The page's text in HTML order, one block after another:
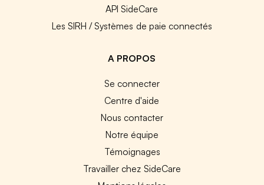
API SideCare
Les SIRH / Systèmes de paie connectés
A PROPOS
Se connecter
Centre d'aide
Nous contacter
Notre équipe
Témoignages
Travailler chez SideCare